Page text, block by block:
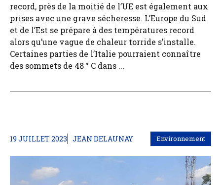
record, près de la moitié de l’UE est également aux
prises avec une grave sécheresse. L’Europe du Sud
et de l’Est se prépare à des températures record
alors qu’une vague de chaleur torride s’installe.
Certaines parties de l’Italie pourraient connaître
des sommets de 48 ° C dans ...
19 JUILLET 2023 JEAN DELAUNAY Environnement